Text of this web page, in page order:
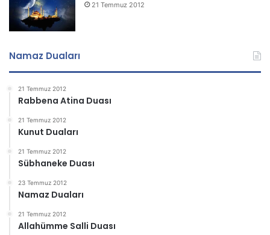
21 Temmuz 2012
Namaz Duaları
21 Temmuz 2012
Rabbena Atina Duası
21 Temmuz 2012
Kunut Duaları
21 Temmuz 2012
Sübhaneke Duası
23 Temmuz 2012
Namaz Duaları
21 Temmuz 2012
Allahümme Salli Duası